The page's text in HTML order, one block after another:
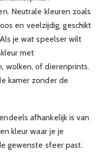
Neutrale kleuren zoals
en veelzijdig, geschikt
je wat speelser wilt
met
wolken, of dierenprints.
kamer zonder de
afhankelijk is van
kleur waar je je
gewenste sfeer past.